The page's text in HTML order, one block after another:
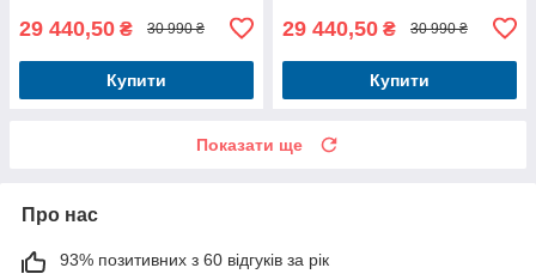
29 440,50 ₴ 30 990 ₴
Купити
29 440,50 ₴ 30 990 ₴
Купити
Показати ще
Про нас
93% позитивних з 60 відгуків за рік